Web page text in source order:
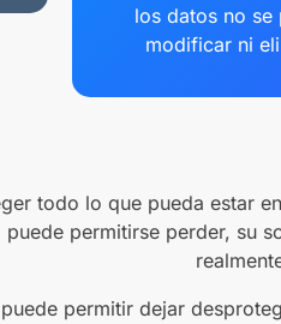
los datos no se
modificar ni
todo lo que pueda estar
puede permitirse perder, su
permitir dejar